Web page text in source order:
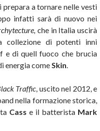
prepara a tornare nelle vesti
infatti sarà di nuovo nei
che in Italia uscirà
collezione di potenti inni
e di quell fuoco che brucia
energia comeSkin.
Traffic, uscito nel 2012, e
nella formazione storica,
Cass e il batterista Mark